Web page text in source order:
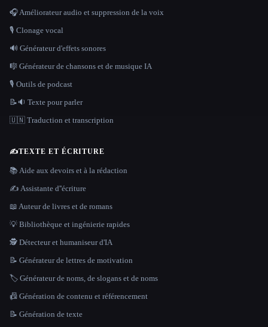
🎧 Améliorateur audio et suppression de la voix
🎙️ Clonage vocal
🔊 Générateur d'effets sonores
🎼 Générateur de chansons et de musique IA
🎙️ Outils de podcast
📝🔉 Texte pour parler
🇺🇳 Traduction et transcription
✍️TEXTE ET ÉCRITURE
📚 Aide aux devoirs et à la rédaction
✍️ Assistante d''écriture
📖 Auteur de livres et de romans
💡 Bibliothèque et ingénierie rapides
🕵️ Détecteur et humaniseur d'IA
📝 Générateur de lettres de motivation
🏷️ Générateur de noms, de slogans et de noms
📠 Génération de contenu et référencement
📝 Génération de texte